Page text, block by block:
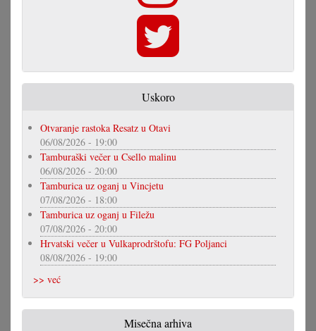
Uskoro
Otvaranje rastoka Resatz u Otavi
06/08/2026 - 19:00
Tamburaški večer u Csello malinu
06/08/2026 - 20:00
Tamburica uz oganj u Vincjetu
07/08/2026 - 18:00
Tamburica uz oganj u Filežu
07/08/2026 - 20:00
Hrvatski večer u Vulkaprodrštofu: FG Poljanci
08/08/2026 - 19:00
>> već
Misečna arhiva